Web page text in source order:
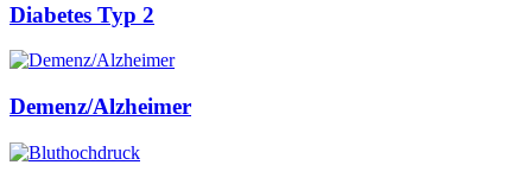
Diabetes Typ 2
Demenz/Alzheimer